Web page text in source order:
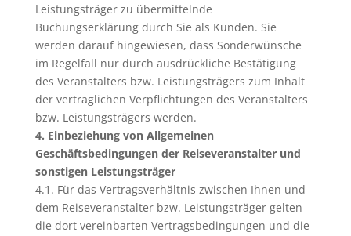
Leistungsträger zu übermittelnde
Buchungserklärung durch Sie als Kunden. Sie
werden darauf hingewiesen, dass Sonderwünsche
im Regelfall nur durch ausdrückliche Bestätigung
des Veranstalters bzw. Leistungsträgers zum Inhalt
der vertraglichen Verpflichtungen des Veranstalters
bzw. Leistungsträgers werden.
4. Einbeziehung von Allgemeinen
Geschäftsbedingungen der Reiseveranstalter und
sonstigen Leistungsträger
4.1. Für das Vertragsverhältnis zwischen Ihnen und
dem Reiseveranstalter bzw. Leistungsträger gelten
die dort vereinbarten Vertragsbedingungen und die